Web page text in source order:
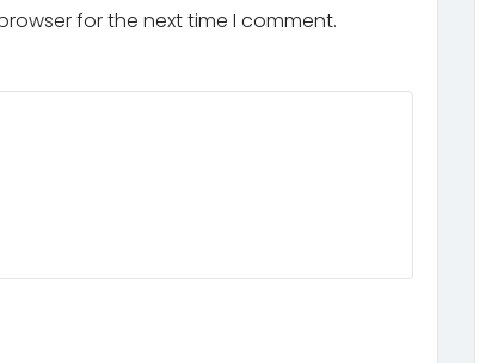
for the next time I comment.